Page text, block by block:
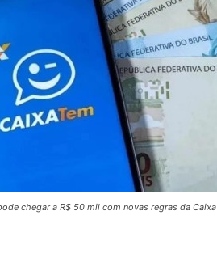
chegar a R$ 50 mil com novas regras da Caixa